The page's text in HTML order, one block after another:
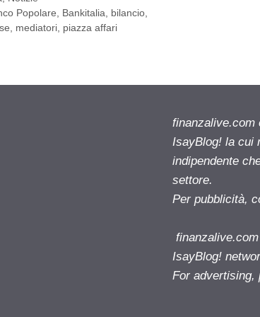
Popolare Bankitalia bilancio
mediatori, piazza affari
finanzalive.com
IsayBlog! la cui
indipendente
settore.
Per pubblicità,
IsayBlog!
For advertising,